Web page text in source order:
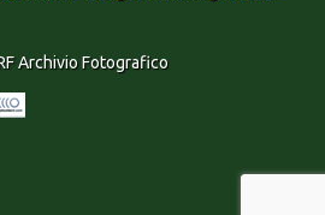
Archivio Fotografico